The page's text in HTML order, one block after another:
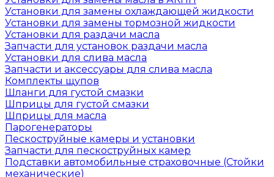
Установки для замены охлаждающей жидкости
Установки для замены тормозной жидкости
Установки для раздачи масла
Запчасти для установок раздачи масла
Установки для слива масла
Запчасти и аксессуары для слива масла
Комплекты щупов
Шланги для густой смазки
Шприцы для густой смазки
Шприцы для масла
Парогенераторы
Пескоструйные камеры и установки
Запчасти для пескоструйных камер
Подставки автомобильные страховочные (Стойки
механические)